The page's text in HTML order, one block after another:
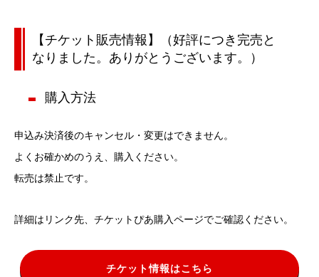
【チケット販売情報】（好評につき完売と
なりました。ありがとうございます。）
購入方法
申込み決済後のキャンセル・変更はできません。
よくお確かめのうえ、購入ください。
転売は禁止です。
詳細はリンク先、チケットぴあ購入ページでご確認ください。
チケット情報はこちら